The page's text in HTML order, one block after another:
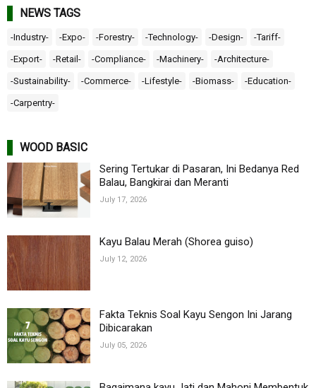
NEWS TAGS
-Industry- -Expo- -Forestry- -Technology- -Design- -Tariff-
-Export- -Retail- -Compliance- -Machinery- -Architecture-
-Sustainability- -Commerce- -Lifestyle- -Biomass- -Education-
-Carpentry-
WOOD BASIC
Sering Tertukar di Pasaran, Ini Bedanya Red
Balau, Bangkirai dan Meranti
July 17, 2026
Kayu Balau Merah (Shorea guiso)
July 12, 2026
Fakta Teknis Soal Kayu Sengon Ini Jarang
Dibicarakan
July 05, 2026